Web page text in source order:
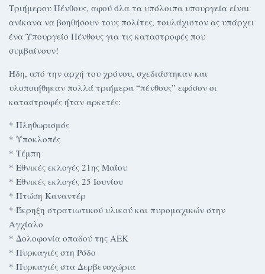
Τριήμερου Πένθους, αφού όλα τα υπόλοιπα υπουργεία είναι
ανίκανα να βοηθήσουν τους πολίτες, τουλάχιστον ας υπάρχει
ένα Υπουργείο Πένθους για τις καταστροφές που
συμβαίνουν!
Ήδη, από την αρχή του χρόνου, σχεδιάστηκαν και
υλοποιήθηκαν πολλά τριήμερα “πένθους” εφόσον οι
καταστροφές ήταν αρκετές:
* Πληθωρισμός
* Υποκλοπές
* Τέμπη
* Εθνικές εκλογές 21ης Μαΐου
* Εθνικές εκλογές 25 Ιουνίου
* Πτώση Καναντέρ
* Έκρηξη στρατιωτικού υλικού και πυρομαχικών στην
Αγχίαλο
* Δολοφονία οπαδού της ΑΕΚ
* Πυρκαγιές στη Ρόδο
* Πυρκαγιές στα Δερβενοχώρια